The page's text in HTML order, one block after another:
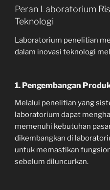
Peran Laboratorium
Teknologi
Laboratorium penelitian
dalam inovasi teknologi
1. Pengembangan
Melalui penelitian yang
laboratorium dapat
memenuhi kebutuhan
dikembangkan di
untuk memastikan
sebelum diluncurkan.